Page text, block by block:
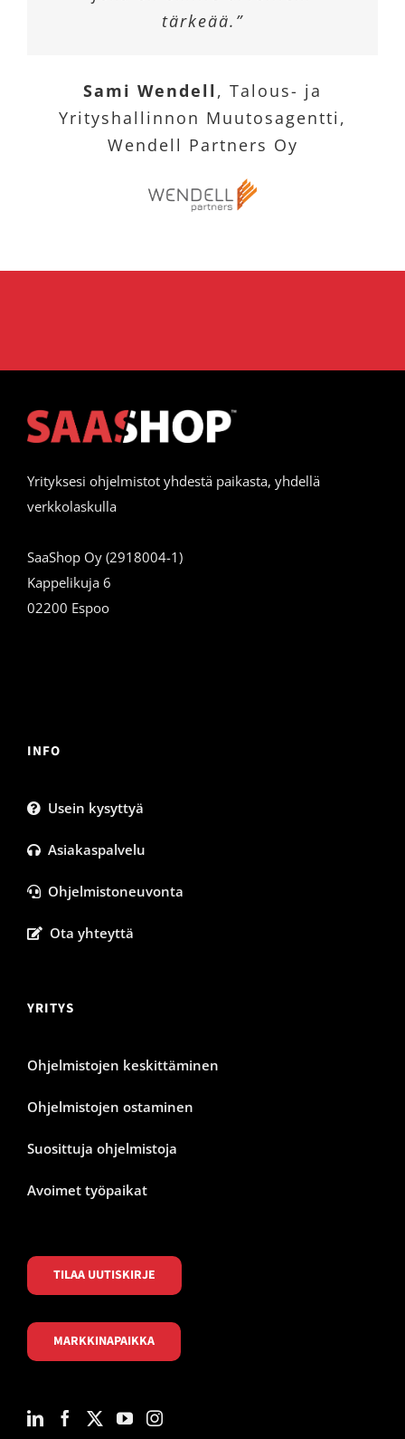
tärkeää.”
Sami Wendell , Talous- ja
Yrityshallinnon Muutosagentti,
Wendell Partners Oy
Yrityksesi ohjelmistot yhdestä paikasta, yhdellä
verkkolaskulla
SaaShop Oy (2918004-1)
Kappelikuja 6
02200 Espoo
INFO
Usein kysyttyä
Asiakaspalvelu
Ohjelmistoneuvonta
Ota yhteyttä
YRITYS
Ohjelmistojen keskittäminen
Ohjelmistojen ostaminen
Suosittuja ohjelmistoja
Avoimet työpaikat
TILAA UUTISKIRJE
MARKKINAPAIKKA